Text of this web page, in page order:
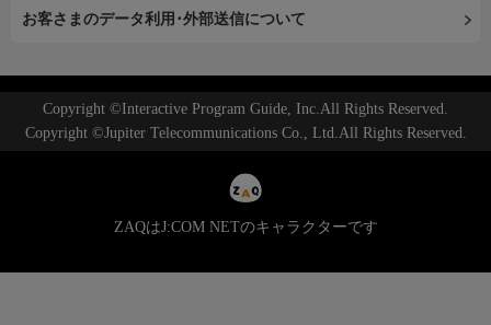
お客さまのデータ利用･外部送信について
Copyright ©Interactive Program Guide, Inc.All Rights Reserved.
Copyright ©Jupiter Telecommunications Co., Ltd.All Rights Reserved.
ZAQはJ:COM NETのキャラクターです